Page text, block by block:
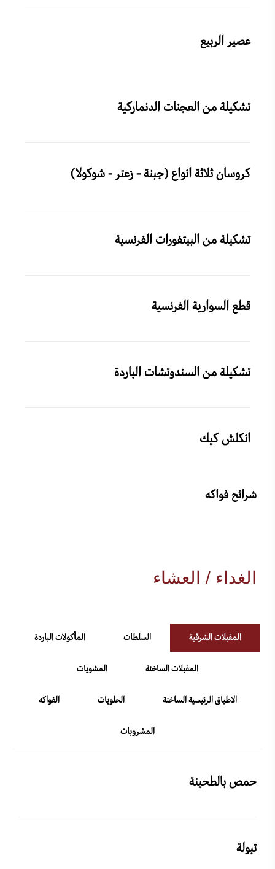
عصير الربيع
تشكيلة من العجنات الدنماركية
كروسان ثلاثة انواع (جبنة - زعتر - شوكولا)
تشكيلة من البيتفورات الفرنسية
قطع السوارية الفرنسية
تشكيلة من السندوتشات الباردة
انكلش كيك
شرائح فواكه
الغداء / العشاء
المقبلات الشرقية السلطات المأكولات الباردة
المقبلات الساخنة المشويات
الاطباق الرئيسية الساخنة الحلويات الفواكه
المشروبات
حمص بالطحينة
تبولة